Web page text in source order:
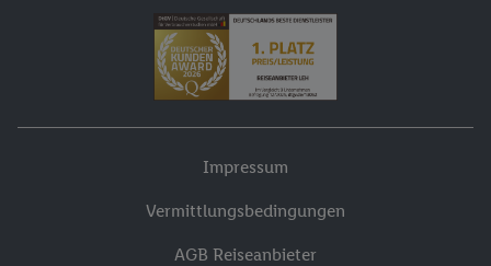
Impressum
Vermittlungsbedingungen
AGB Reiseanbieter